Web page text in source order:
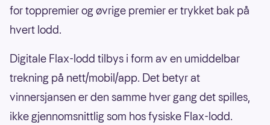
for toppremier og øvrige premier er trykket bak på
hvert lodd.
Digitale Flax-lodd tilbys i form av en umiddelbar
trekning på nett/mobil/app. Det betyr at
vinnersjansen er den samme hver gang det spilles,
ikke gjennomsnittlig som hos fysiske Flax-lodd.